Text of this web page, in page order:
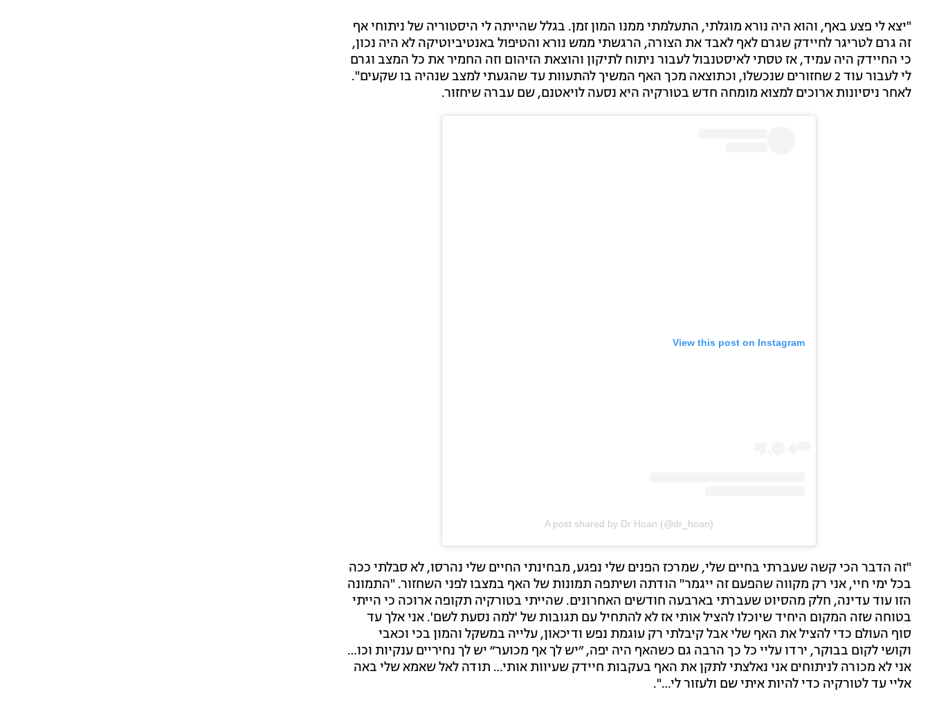
"יצא לי פצע באף, והוא היה נורא מוגלתי, התעלמתי ממנו המון זמן. בגלל שהייתה לי היסטוריה של ניתוחי אף
זה גרם לטריגר לחיידק שגרם לאף לאבד את הצורה, הרגשתי ממש נורא והטיפול באנטיביוטיקה לא היה נכון,
כי החיידק היה עמיד, אז טסתי לאיסטנבול לעבור ניתוח לתיקון והוצאת הזיהום וזה החמיר את כל המצב וגרם
לי לעבור עוד 2 שחזורים שנכשלו, וכתוצאה מכך האף המשיך להתעוות עד שהגעתי למצב שנהיה בו שקעים".
לאחר ניסיונות ארוכים למצוא מומחה חדש בטורקיה היא נסעה לויאטנם, שם עברה שיחזור.
View this post on Instagram
A post shared by Dr Hoan (@dr_hoan)
"זה הדבר הכי קשה שעברתי בחיים שלי, שמרכז הפנים שלי נפגע, מבחינתי החיים שלי נהרסו, לא סבלתי ככה
בכל ימי חיי, אני רק מקווה שהפעם זה ייגמר" הודתה ושיתפה תמונות של האף במצבו לפני השחזור. "התמונה
הזו עוד עדינה, חלק מהסיוט שעברתי בארבעה חודשים האחרונים. שהייתי בטורקיה תקופה ארוכה כי הייתי
בטוחה שזה המקום היחיד שיוכלו להציל אותי אז לא להתחיל עם תגובות של 'למה נסעת לשם'. אני אלך עד
סוף העולם כדי להציל את האף שלי אבל קיבלתי רק עוגמת נפש ודיכאון, עלייה במשקל והמון בכי וכאבי
וקושי לקום בבוקר, ירדו עליי כל כך הרבה גם כשהאף היה יפה, ״יש לך אף מכוער״ יש לך נחיריים ענקיות וכו…
אני לא מכורה לניתוחים אני נאלצתי לתקן את האף בעקבות חיידק שעיוות אותי… תודה לאל שאמא שלי באה
אליי עד לטורקיה כדי להיות איתי שם ולעזור לי…".